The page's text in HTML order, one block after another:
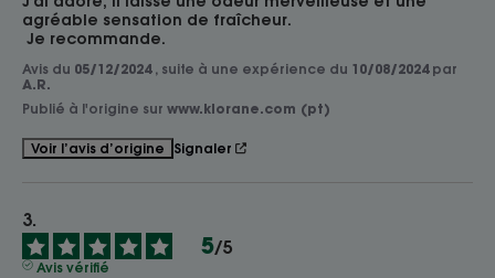
agréable sensation de fraîcheur.
Je recommande.
Avis du 05/12/2024 , suite à une expérience du 10/08/2024 par
A.R.
Publié à l'origine sur www.klorane.com (pt)
Voir l’avis d’origine Signaler
5/5
Avis vérifié